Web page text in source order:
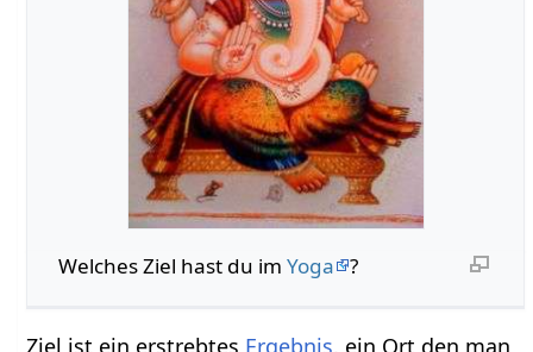
Welches Ziel hast du im Yoga ?
Ziel ist ein erstrebtes Ergebnis, ein Ort den man